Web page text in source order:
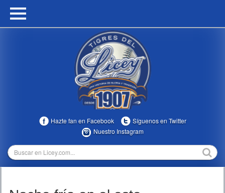
HOME
MULTIMEDIA
Hazte fan en Facebook
Síguenos en Twitter
Nuestro Instagram